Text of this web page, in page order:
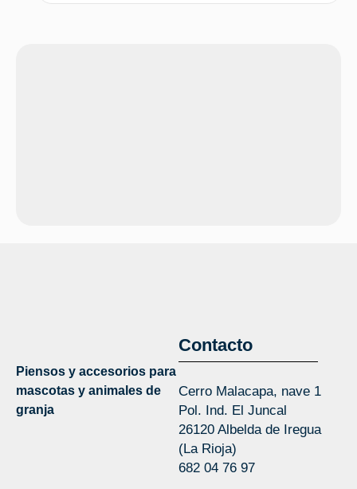
Piensos y accesorios para
mascotas y animales de
granja
Contacto
Cerro Malacapa, nave 1
Pol. Ind. El Juncal
26120 Albelda de Iregua
(La Rioja)
682 04 76 97